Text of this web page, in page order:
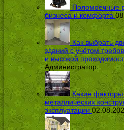
Поломоечные
бизнеса и комфорта
Как выбрать
зданий с учётом
и высокой
Администратор
Какие
металлических
эксплуатации